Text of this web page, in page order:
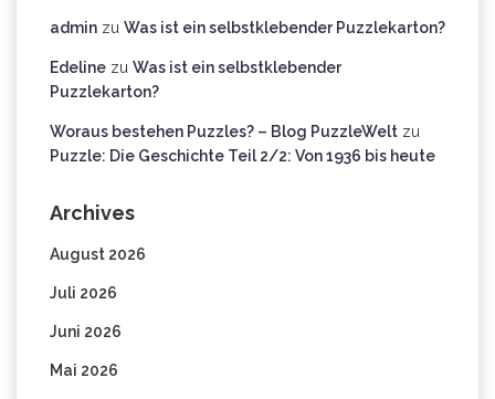
admin zu Was ist ein selbstklebender Puzzlekarton?
Edeline zu Was ist ein selbstklebender
Puzzlekarton?
Woraus bestehen Puzzles? – Blog PuzzleWelt zu
Puzzle: Die Geschichte Teil 2/2: Von 1936 bis heute
Archives
August 2026
Juli 2026
Juni 2026
Mai 2026